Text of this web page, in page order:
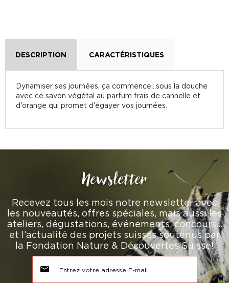
DESCRIPTION CARACTÉRISTIQUES
Dynamiser ses journées, ça commence...sous la douche
avec ce savon végétal au parfum frais de cannelle et
d'orange qui promet d'égayer vos journées.
Newsletter
Recevez tous les mois notre newsletter avec
les nouveautés, offres spéciales, mais aussi les
ateliers, dégustations, événements, concours…
et l’actualité des projets suisses soutenus par
la Fondation Nature & Découvertes Suisse!